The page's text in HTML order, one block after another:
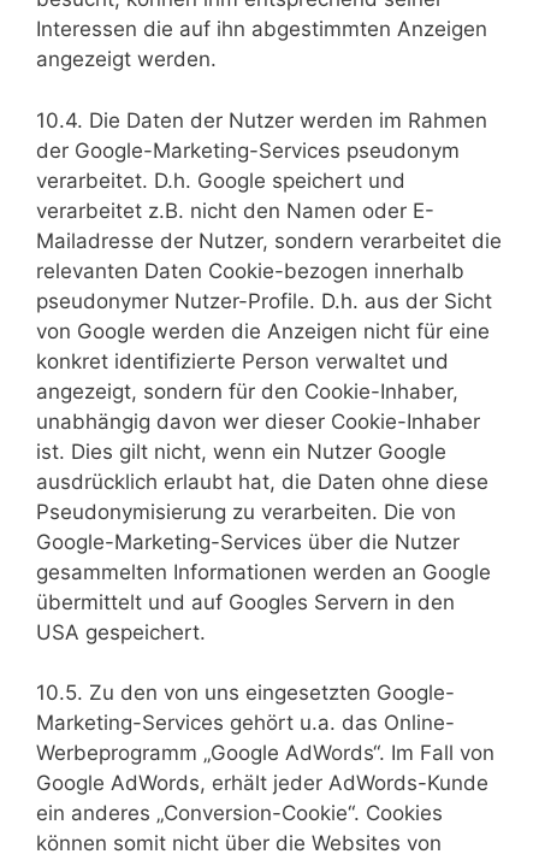
Interessen die auf ihn abgestimmten Anzeigen
angezeigt werden.
10.4. Die Daten der Nutzer werden im Rahmen
der Google-Marketing-Services pseudonym
verarbeitet. D.h. Google speichert und
verarbeitet z.B. nicht den Namen oder E-
Mailadresse der Nutzer, sondern verarbeitet die
relevanten Daten Cookie-bezogen innerhalb
pseudonymer Nutzer-Profile. D.h. aus der Sicht
von Google werden die Anzeigen nicht für eine
konkret identifizierte Person verwaltet und
angezeigt, sondern für den Cookie-Inhaber,
unabhängig davon wer dieser Cookie-Inhaber
ist. Dies gilt nicht, wenn ein Nutzer Google
ausdrücklich erlaubt hat, die Daten ohne diese
Pseudonymisierung zu verarbeiten. Die von
Google-Marketing-Services über die Nutzer
gesammelten Informationen werden an Google
übermittelt und auf Googles Servern in den
USA gespeichert.
10.5. Zu den von uns eingesetzten Google-
Marketing-Services gehört u.a. das Online-
Werbeprogramm „Google AdWords“. Im Fall von
Google AdWords, erhält jeder AdWords-Kunde
ein anderes „Conversion-Cookie“. Cookies
können somit nicht über die Websites von